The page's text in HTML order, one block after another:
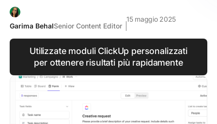
Garima BehalSenior Content Editor
15 maggio 2025
Utilizzate moduli ClickUp personalizzati
per ottenere risultati più rapidamente